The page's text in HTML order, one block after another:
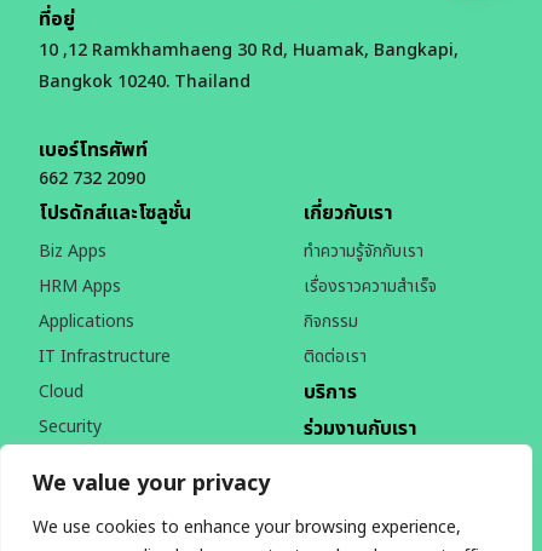
We value your privacy
We use cookies to enhance your browsing experience,
ที่อยู่
10 ,12 Ramkhamhaeng 30 Rd, Huamak, Bangkapi,
Bangkok 10240. Thailand
เบอร์โทรศัพท์
662 732 2090
โปรดักส์และโซลูชั่น
Biz Apps
HRM Apps
Applications
IT Infrastructure
Cloud
Security
เกี่ยวกับเรา
ทำความรู้จักกับเรา
เรื่องราวความสำเร็จ
กิจกรรม
ติดต่อเรา
บริการ
ร่วมงานกับเรา
หน้าแรก นโยบายความเป็นส่วนตัว